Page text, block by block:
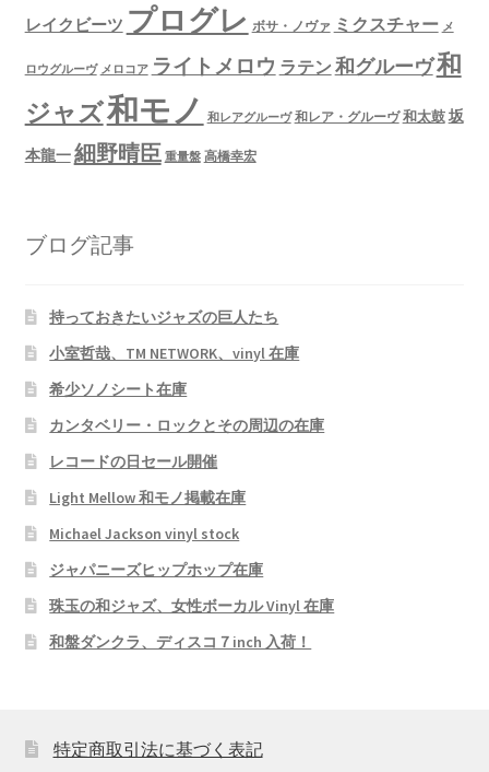
レイクビーツ プログレ ボサ・ノヴァ ミクスチャー メ
ロウグルーヴ メロコア ライトメロウ ラテン 和グルーヴ和
ジャズ和モノ 和レアグルーヴ 和レア・グルーヴ 和太鼓坂
本龍一細野晴臣 重量盤 高橋幸宏
ブログ記事
持っておきたいジャズの巨人たち
小室哲哉、TM NETWORK、vinyl 在庫
希少ソノシート在庫
カンタベリー・ロックとその周辺の在庫
レコードの日セール開催
Light Mellow 和モノ掲載在庫
Michael Jackson vinyl stock
ジャパニーズヒップホップ在庫
珠玉の和ジャズ、女性ボーカル Vinyl 在庫
和盤ダンクラ、ディスコ７inch 入荷！
特定商取引法に基づく表記